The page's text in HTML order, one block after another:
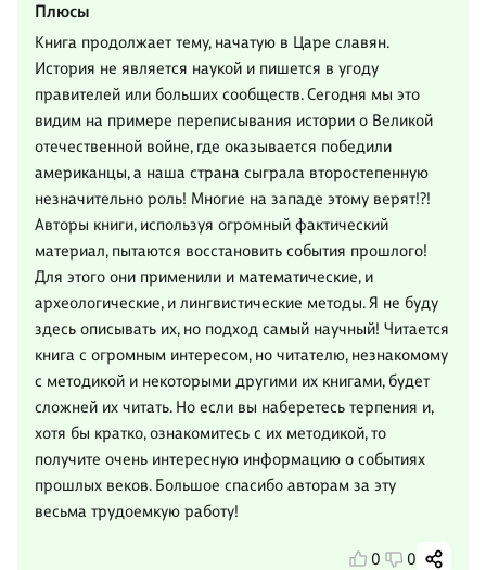
Плюсы
Книга продолжает тему, начатую в Царе славян.
История не является наукой и пишется в угоду
правителей или больших сообществ. Сегодня мы это
видим на примере переписывания истории о Великой
отечественной войне, где оказывается победили
американцы, а наша страна сыграла второстепенную
незначительно роль! Многие на западе этому верят!?!
Авторы книги, используя огромный фактический
материал, пытаются восстановить события прошлого!
Для этого они применили и математические, и
археологические, и лингвистические методы. Я не буду
здесь описывать их, но подход самый научный! Читается
книга с огромным интересом, но читателю, незнакомому
с методикой и некоторыми другими их книгами, будет
сложней их читать. Но если вы наберетесь терпения и,
хотя бы кратко, ознакомитесь с их методикой, то
получите очень интересную информацию о событиях
прошлых веков. Большое спасибо авторам за эту
весьма трудоемкую работу!
0 0